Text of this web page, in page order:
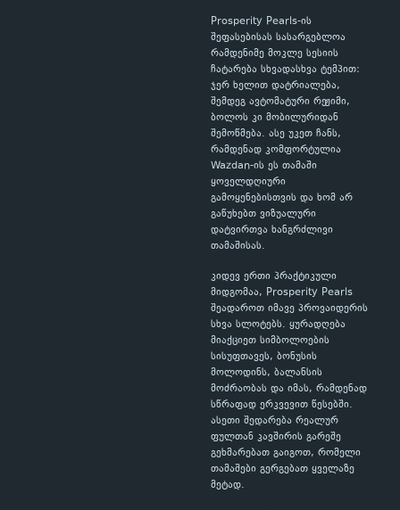
Prosperity Pearls-ის
შეფასებისას სასარგებლოა
რამდენიმე მოკლე სესიის
ჩატარება სხვადასხვა ტემპით:
ჯერ ხელით დატრიალება,
შემდეგ ავტომატური რეჟიმი,
ბოლოს კი მობილურიდან
შემოწმება. ასე უკეთ ჩანს,
რამდენად კომფორტულია
Wazdan-ის ეს თამაში
ყოველდღიური
გამოყენებისთვის და ხომ არ
გაწუხებთ ვიზუალური
დატვირთვა ხანგრძლივი
თამაშისას.
კიდევ ერთი პრაქტიკული
მიდგომაა, Prosperity Pearls
შეადაროთ იმავე პროვაიდერის
სხვა სლოტებს. ყურადღება
მიაქციეთ სიმბოლოების
სისუფთავეს, ბონუსის
მოლოდინს, ბალანსის
მოძრაობას და იმას, რამდენად
სწრაფად ერკვევით წესებში.
ასეთი შედარება რეალურ
ფულთან კავშირის გარეშე
გეხმარებათ გაიგოთ, რომელი
თამაშები გერგებათ ყველაზე
მეტად.